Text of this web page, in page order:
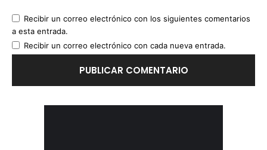
Recibir un correo electrónico con los siguientes comentarios
a esta entrada.
Recibir un correo electrónico con cada nueva entrada.